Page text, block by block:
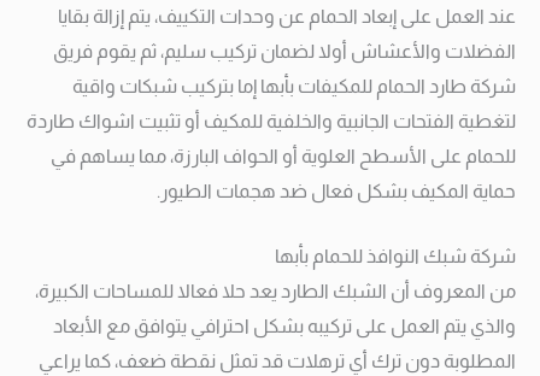
عند العمل على إبعاد الحمام عن وحدات التكييف، يتم إزالة بقايا
الفضلات والأعشاش أولا لضمان تركيب سليم، ثم يقوم فريق
شركة طارد الحمام للمكيفات بأبها إما بتركيب شبكات واقية
لتغطية الفتحات الجانبية والخلفية للمكيف أو تثبيت اشواك طاردة
للحمام على الأسطح العلوية أو الحواف البارزة، مما يساهم في
حماية المكيف بشكل فعال ضد هجمات الطيور.
شركة شبك النوافذ للحمام بأبها
من المعروف أن الشبك الطارد يعد حلا فعالا للمساحات الكبيرة،
والذي يتم العمل على تركيبه بشكل احترافي يتوافق مع الأبعاد
المطلوبة دون ترك أي ترهلات قد تمثل نقطة ضعف، كما يراعي